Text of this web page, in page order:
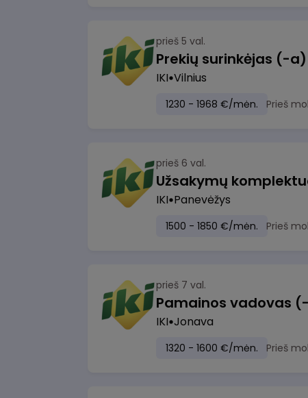
prieš 5 val.
IKI Vilnius
1230 - 1968 €/mėn. Prieš
prieš 6 val.
IKI Panevėžys
1500 - 1850 €/mėn. Prieš
prieš 7 val.
IKI Jonava
1320 - 1600 €/mėn. Prieš